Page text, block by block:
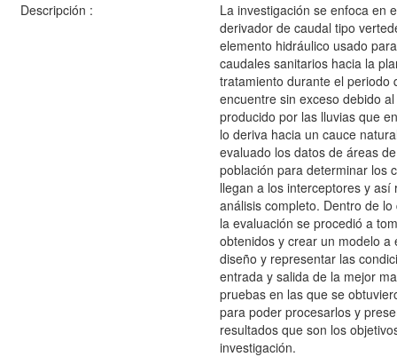
Descripción :
La investigación se enfoca en
derivador de caudal tipo
elemento hidráulico usado
caudales sanitarios hacia la
tratamiento durante el periodo
encuentre sin exceso debido
producido por las lluvias que
lo deriva hacia un cauce
evaluado los datos de áreas
población para determinar los
llegan a los interceptores y así
análisis completo. Dentro de
la evaluación se procedió a
obtenidos y crear un modelo a
diseño y representar las
entrada y salida de la mejor
pruebas en las que se
para poder procesarlos y
resultados que son los
investigación.